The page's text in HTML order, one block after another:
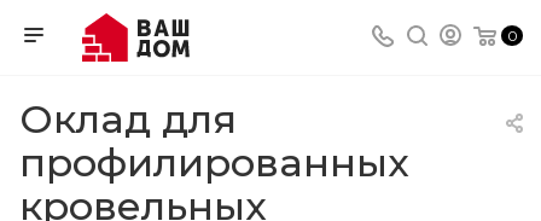
0
Оклад для
профилированных
кровельных